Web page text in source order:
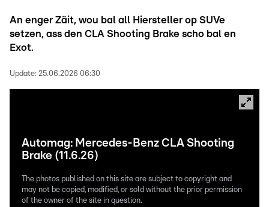
An enger Zäit, wou bal all Hiersteller op SUVe
setzen, ass den CLA Shooting Brake scho bal en
Exot.
Update: 25.06.2026 06:30
Automag: Mercedes-Benz CLA Shooting
Brake (11.6.26)
The photos published on this site are subject to copyright and
may not be copied, modified, or sold without the prior permission
of the owner of the site in question.